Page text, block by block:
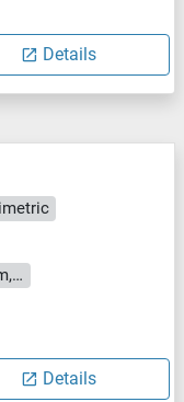
Details
Cell Culture Supernatant, Plasma, Serum, Tissue Homogenate
Details